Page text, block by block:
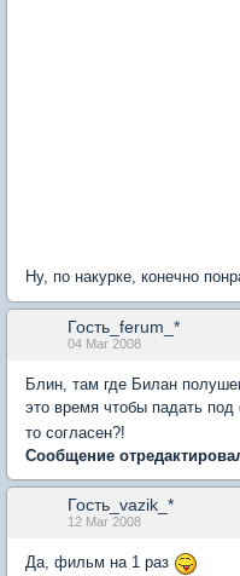
Ну, по накурке, конечно
Гость_ferum_*
04 Mar 2008
Блин, там где Билан
это время чтобы падать под
то согласен?!
Сообщение
Гость_vazik_*
12 Mar 2008
Да, фильм на 1 раз